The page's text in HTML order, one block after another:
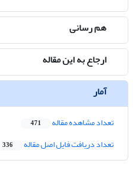
هم رسانی
ارجاع به این مقاله
آمار
تعداد مشاهده مقاله 471
تعداد دریافت فایل اصل مقاله 336